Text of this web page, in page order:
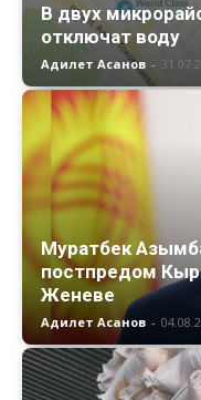
В двух
отключат воду
Адилет Асанов -
Муратбек
постпредом
Женеве
Адилет Асанов -